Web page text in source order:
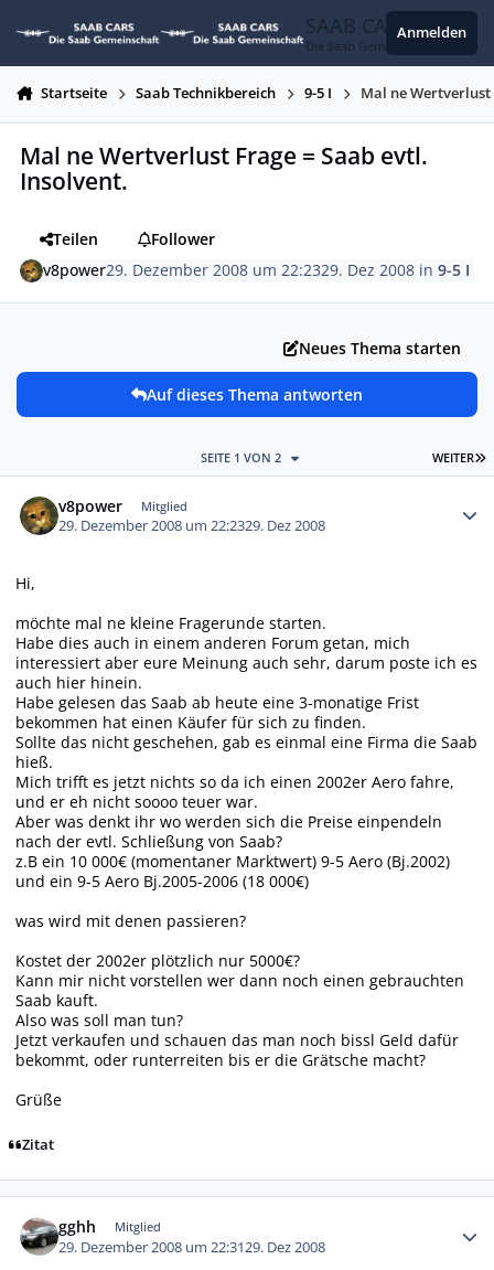
SAAB CARS
Die Saab Gemeinschaft
Anmelden
Startseite Saab Technikbereich 9-5 I Mal ne Wertverlust
Mal ne Wertverlust Frage = Saab evtl.
Insolvent.
Teilen
Follower
v8power29. Dezember 2008 um 22:2329. Dez 2008 in9-5 I
Neues Thema starten
Auf dieses Thema antworten
WEITER
SEITE 1 VON 2
v8power Mitglied
29. Dezember 2008 um 22:2329. Dez 2008
Hi,
möchte mal ne kleine Fragerunde starten.
Habe dies auch in einem anderen Forum getan, mich
interessiert aber eure Meinung auch sehr, darum poste ich es
auch hier hinein.
Habe gelesen das Saab ab heute eine 3-monatige Frist
bekommen hat einen Käufer für sich zu finden.
Sollte das nicht geschehen, gab es einmal eine Firma die Saab
hieß.
Mich trifft es jetzt nichts so da ich einen 2002er Aero fahre,
und er eh nicht soooo teuer war.
Aber was denkt ihr wo werden sich die Preise einpendeln
nach der evtl. Schließung von Saab?
z.B ein 10 000€ (momentaner Marktwert) 9-5 Aero (Bj.2002)
und ein 9-5 Aero Bj.2005-2006 (18 000€)
was wird mit denen passieren?
Kostet der 2002er plötzlich nur 5000€?
Kann mir nicht vorstellen wer dann noch einen gebrauchten
Saab kauft.
Also was soll man tun?
Jetzt verkaufen und schauen das man noch bissl Geld dafür
bekommt, oder runterreiten bis er die Grätsche macht?
Grüße
Zitat
gghh Mitglied
29. Dezember 2008 um 22:3129. Dez 2008